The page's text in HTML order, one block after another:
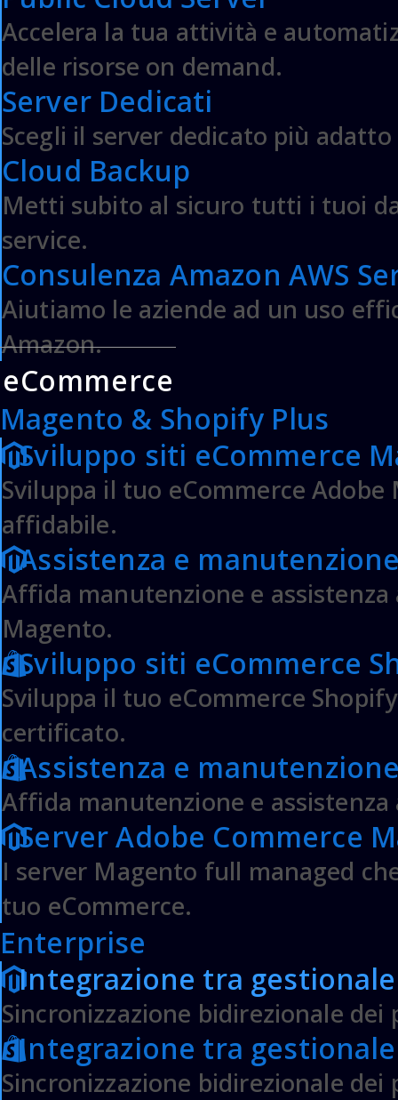
Accelera la tua attività e
delle risorse on demand.
Server Dedicati
Scegli il server dedicato più
Cloud Backup
Metti subito al sicuro tutti i tuoi
service.
Consulenza Amazon AWS
Aiutiamo le aziende ad un uso
Amazon.
eCommerce
Magento & Shopify Plus
Sviluppo siti eCommerce
Sviluppa il tuo eCommerce
affidabile.
Assistenza e
Affida manutenzione e
Magento.
Sviluppo siti eCommerce
Sviluppa il tuo eCommerce
certificato.
Assistenza e
Affida manutenzione e
Server Adobe Commerce
I server Magento full managed
tuo eCommerce.
Enterprise
Integrazione tra gestionale
Sincronizzazione bidirezionale
Integrazione tra gestionale
Sincronizzazione bidirezionale
Apri un Ticket
Preventivo
ShopifyPlus
DOMINI & HOSTING
Registrazione Domini
Trasferimento Domini
Hosting Condiviso
Hosted Microsoft Exchange
Gsuite Google Workspace
HOSTING BUSINESS
VPS Cloud Server
Public Cloud Server
Server Dedicati
Cloud Backup
Consulenza Amazon AWS
SVILUPPO WEB E MOBILE
Sviluppo siti Corporate
Sviluppo siti Custom
Sviluppo Magento PWA e Web application
Sviluppo app Apple iOS
Sviluppo app Android
MARKETING & SEO
Conversion optimization (CRO)
User eXperience Design
Marketing Automation
Search Experience Optimization (SEO)
Data Analysis